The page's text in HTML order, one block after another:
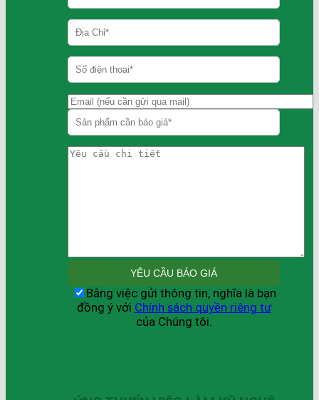
Bằng việc gửi thông tin, nghĩa là bạn
đồng ý với Chính sách quyền riêng tư
của Chúng tôi.